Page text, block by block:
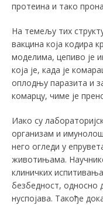
протеина и тако
На темељу тих
вакцина која кодира
моделима, цепиво је
која је, када је
оплодњу паразита и
комарцу, чиме је
Иако су
организам и
него огледи у
животињама.
клиничких
безбедност,
нуспојава. Такође